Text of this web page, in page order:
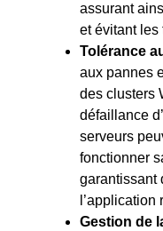
assurant
et évitant les
Tolérance
aux pannes
des clusters
défaillance
serveurs
fonctionner
garantissant
Gestion de